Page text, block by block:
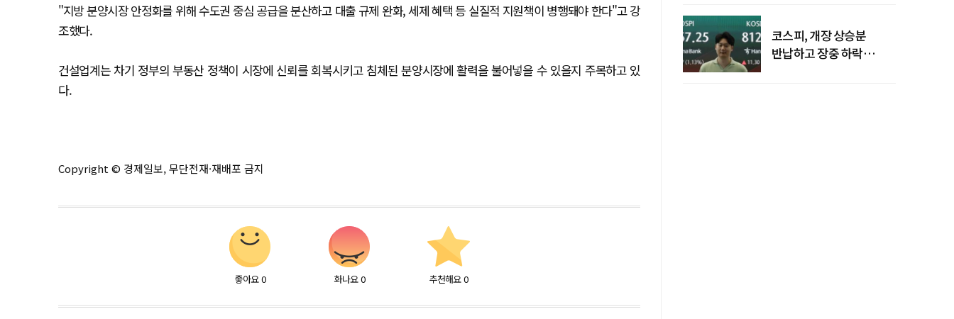
"지방 분양시장 안정화를 위해 수도권 중심 공급을 분산하고 대출 규제 완화, 세제 혜택 등 실질적 지원책이 병행돼야 한다"고 강
조했다.
건설업계는 차기 정부의 부동산 정책이 시장에 신뢰를 회복시키고 침체된 분양시장에 활력을 불어넣을 수 있을지 주목하고 있
다.
Copyright © 경제일보, 무단전재·재배포 금지
좋아요 0 화나요 0 추천해요 0
코스피, 개장 상승분
반납하고 장중 하락